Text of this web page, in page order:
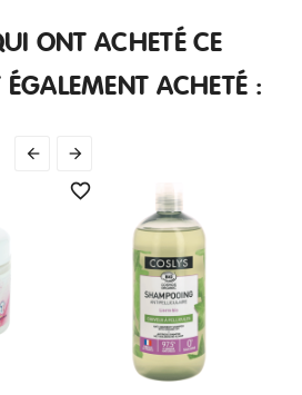
ONT ACHETÉ CE
ACHETÉ :
 
